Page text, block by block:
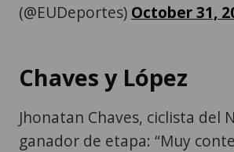
(@EUDeportes) October 31,
Chaves y López
Jhonatan Chaves, ciclista del
ganador de etapa: “Muy